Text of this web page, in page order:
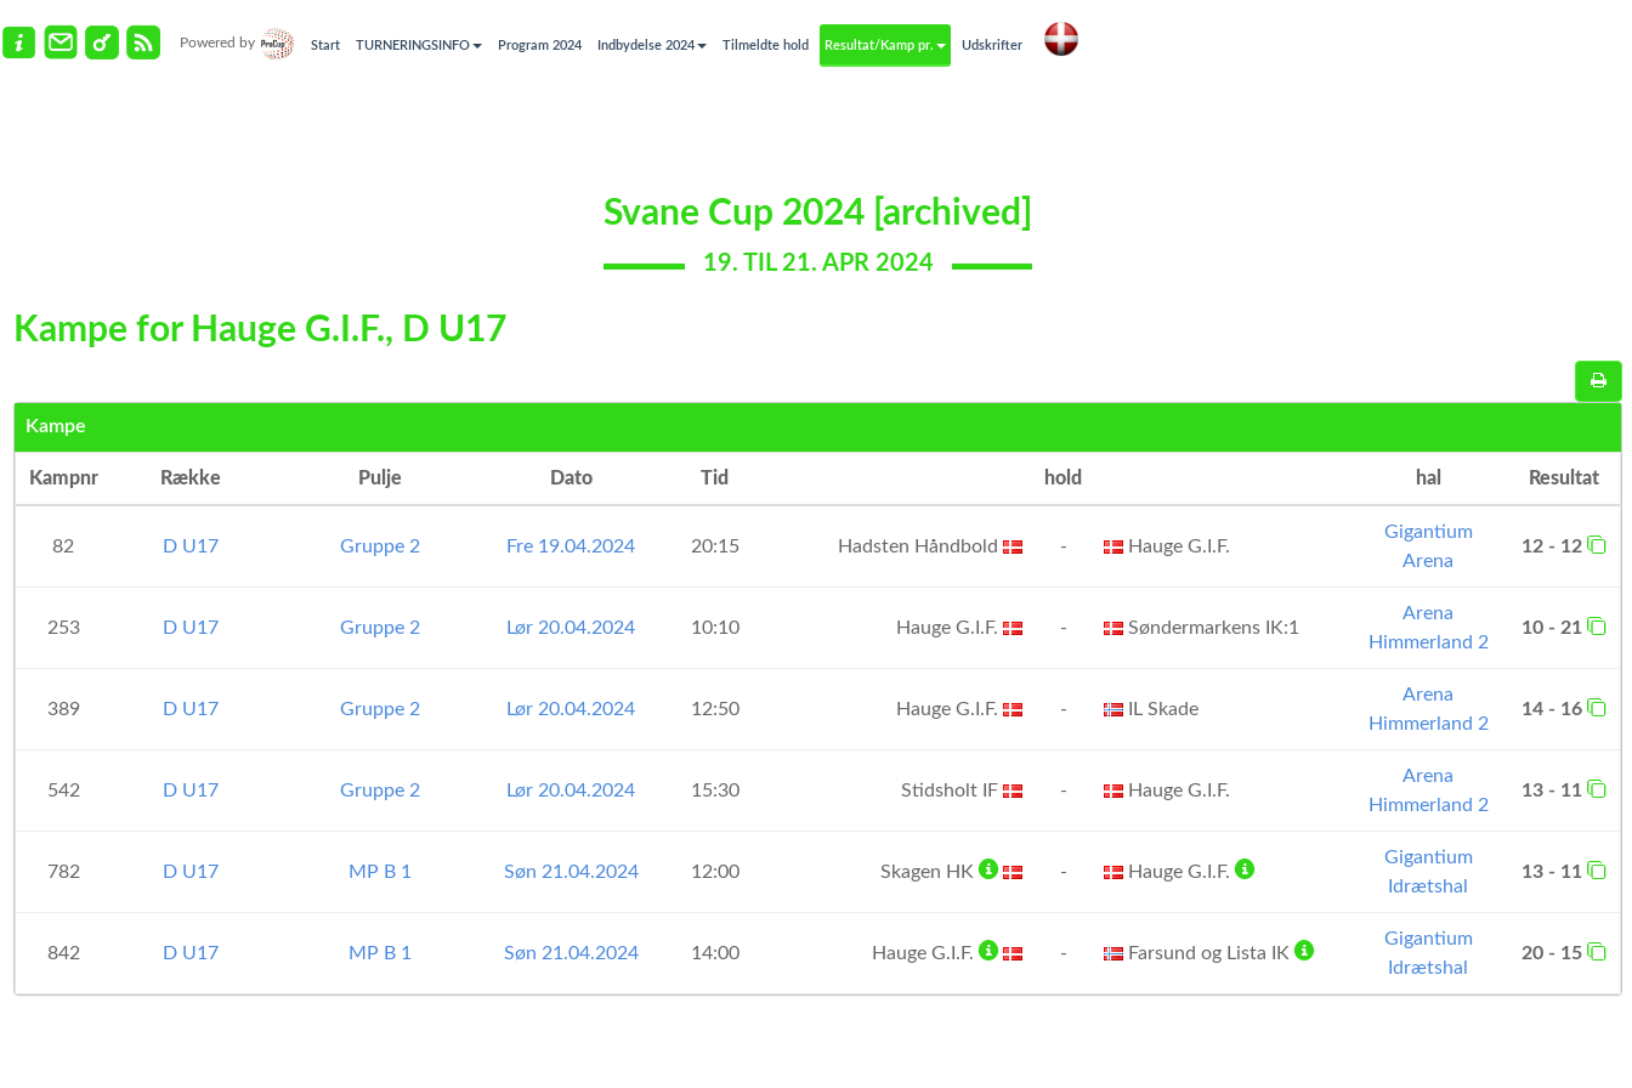
Powered by Start TURNERINGSINFO Program 2024 Indbydelse 2024 Tilmeldte hold Resultat/Kamp pr. Udskrifter
Svane Cup 2024 [archived]
19. TIL 21. APR 2024
Kampe for Hauge G.I.F., D U17
Kampe
Kampnr Række Pulje Dato Tid hold hal Resultat
82 D U17 Gruppe 2 Fre 19.04.2024 20:15 Hadsten Håndbold - Hauge G.I.F.
Gigantium
Arena
12 - 12
253 D U17 Gruppe 2 Lør 20.04.2024 10:10 Hauge G.I.F. - Søndermarkens IK:1
Arena
Himmerland 2
10 - 21
389 D U17 Gruppe 2 Lør 20.04.2024 12:50 Hauge G.I.F. - IL Skade
Arena
Himmerland 2
14 - 16
542 D U17 Gruppe 2 Lør 20.04.2024 15:30 Stidsholt IF - Hauge G.I.F.
Arena
Himmerland 2
13 - 11
782 D U17 MP B 1 Søn 21.04.2024 12:00 Skagen HK - Hauge G.I.F.
Gigantium
Idrætshal
13 - 11
842 D U17 MP B 1 Søn 21.04.2024 14:00 Hauge G.I.F. - Farsund og Lista IK
Gigantium
Idrætshal
20 - 15